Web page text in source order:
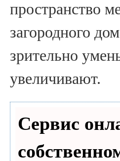
пространство
загородного
зрительно
увеличивают.
Сервис